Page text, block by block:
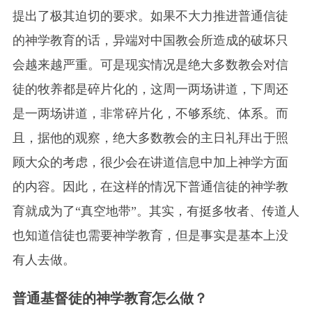
提出了极其迫切的要求。如果不大力推进普通信徒
的神学教育的话，异端对中国教会所造成的破坏只
会越来越严重。可是现实情况是绝大多数教会对信
徒的牧养都是碎片化的，这周一两场讲道，下周还
是一两场讲道，非常碎片化，不够系统、体系。而
且，据他的观察，绝大多数教会的主日礼拜出于照
顾大众的考虑，很少会在讲道信息中加上神学方面
的内容。因此，在这样的情况下普通信徒的神学教
育就成为了“真空地带”。其实，有挺多牧者、传道人
也知道信徒也需要神学教育，但是事实是基本上没
有人去做。
普通基督徒的神学教育怎么做？